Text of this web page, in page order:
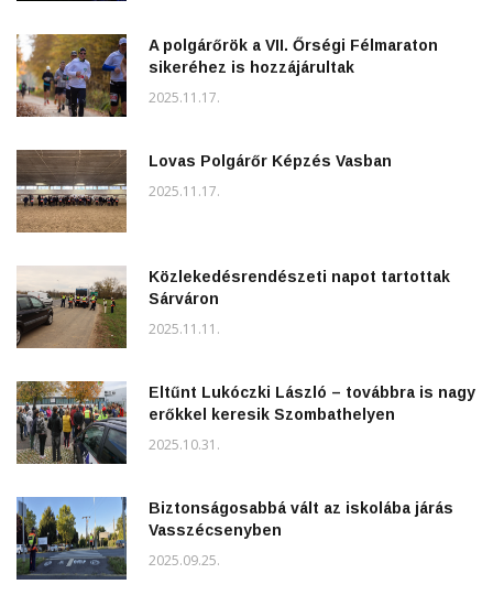
A polgárőrök a VII. Őrségi Félmaraton
sikeréhez is hozzájárultak
2025.11.17.
Lovas Polgárőr Képzés Vasban
2025.11.17.
Közlekedésrendészeti napot tartottak
Sárváron
2025.11.11.
Eltűnt Lukóczki László – továbbra is nagy
erőkkel keresik Szombathelyen
2025.10.31.
Biztonságosabbá vált az iskolába járás
Vasszécsenyben
2025.09.25.